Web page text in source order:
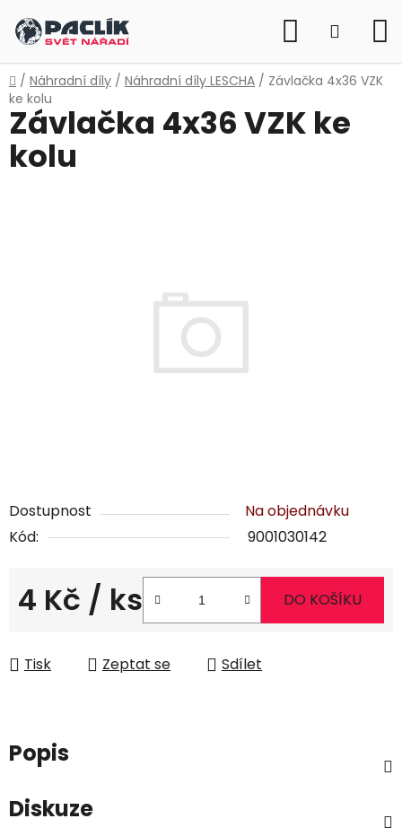
na
obsah
Hledat
KOŠÍK
Domů
/ Náhradní díly / Náhradní díly LESCHA / Závlačka 4x36 VZK
ke kolu
Dostupnost
Na objednávku
Kód:
9001030142
4 Kč / ks DO KOŠÍKU
Tisk Zeptat se Sdílet
Závlačka 4x36 VZK ke
kolu
Popis
Diskuze